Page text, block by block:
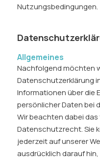
Nutzungsbedingungen.
Allgemeines
Nachfolgend möchten
Datenschutzerklärung
Informationen über die
persönlicher Daten bei
Wir beachten dabei
Datenschutzrecht. Sie
jederzeit auf unserer
ausdrücklich darauf